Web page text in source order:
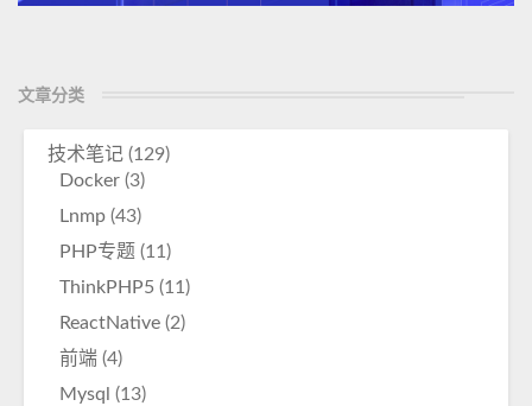
文章分类
技术笔记 (129)
Docker (3)
Lnmp (43)
PHP专题 (11)
ThinkPHP5 (11)
ReactNative (2)
前端 (4)
Mysql (13)